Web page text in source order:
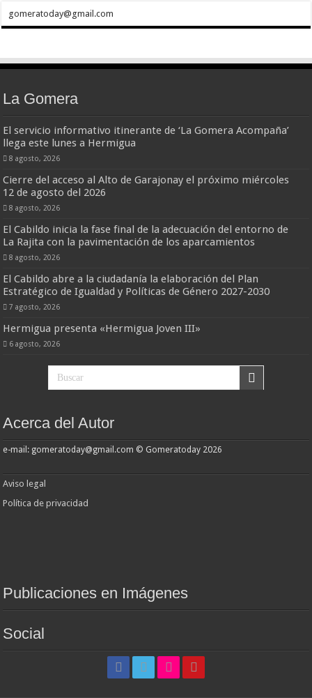
gomeratoday@gmail.com
La Gomera
El servicio informativo itinerante de ‘La Gomera Acompaña’
llega este lunes a Hermigua
8 agosto, 2026
Cierre del acceso al Alto de Garajonay el próximo miércoles
12 de agosto del 2026
8 agosto, 2026
El Cabildo inicia la fase final de la adecuación del entorno de
La Rajita con la pavimentación de los aparcamientos
8 agosto, 2026
El Cabildo abre a la ciudadanía la elaboración del Plan
Estratégico de Igualdad y Políticas de Género 2027-2030
7 agosto, 2026
Hermigua presenta «Hermigua Joven III»
6 agosto, 2026
Acerca del Autor
e-mail: gomeratoday@gmail.com © Gomeratoday 2026
Aviso legal
Política de privacidad
Publicaciones en Imágenes
Social